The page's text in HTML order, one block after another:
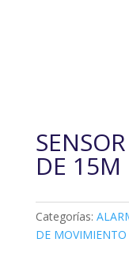
DE 15M
Categorías:
DE MOVIMIENTO